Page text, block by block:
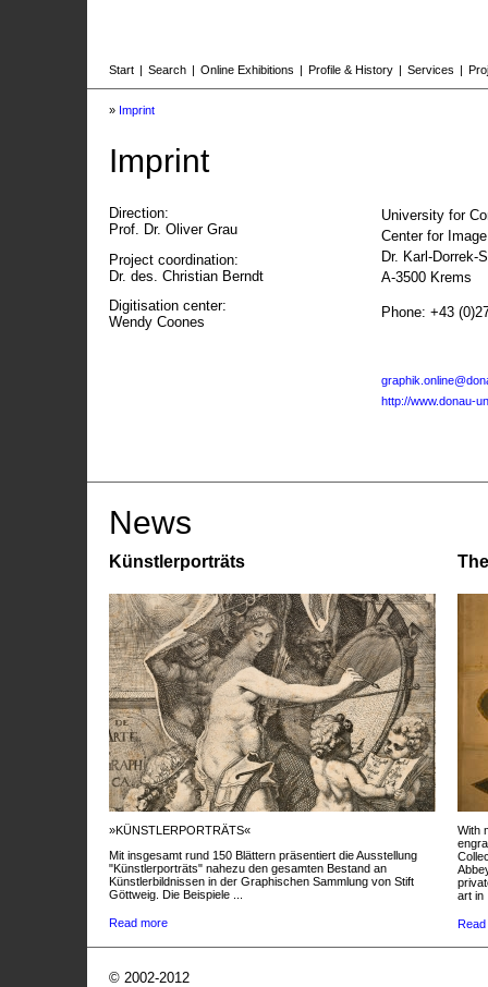
Start | Search | Online Exhibitions | Profile & History | Services |
» Imprint
Imprint
Direction:
Prof. Dr. Oliver Grau
Project coordination:
Dr. des. Christian Berndt
Digitisation center:
Wendy Coones
University for
Center for
Dr. Karl-Dorrek-
A-3500 Krems
Phone: +43
http://www.donau-
News
Künstlerporträts
»KÜNSTLERPORTRÄTS«
Mit insgesamt rund 150 Blättern präsentiert die Ausstellung
"Künstlerporträts" nahezu den gesamten Bestand an
Künstlerbildnissen in der Graphischen Sammlung von Stift
Göttweig. Die Beispiele ...
Read more
With
art in
© 2002-2012